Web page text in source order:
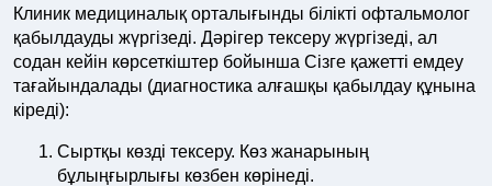
Клиник медициналық орталығынды білікті офтальмолог
қабылдауды жүргізеді. Дәрігер тексеру жүргізеді, ал
содан кейін көрсеткіштер бойынша Сізге қажетті емдеу
тағайындалады (диагностика алғашқы қабылдау құнына
кіреді):
Сыртқы көзді тексеру. Көз жанарының
бұлыңғырлығы көзбен көрінеді.